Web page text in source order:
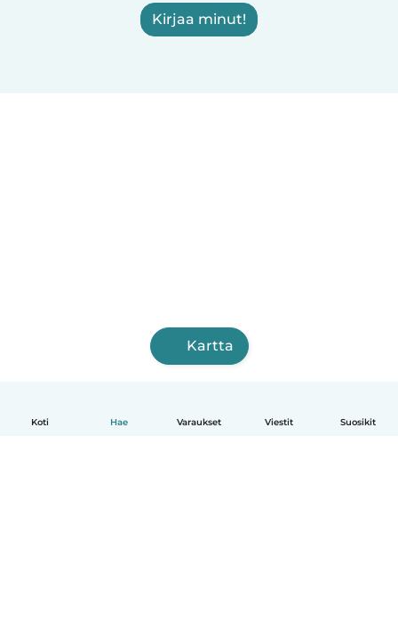
Koti Hae Varaukset Viestit Suosikit
Kirjaa minut!
Kartta